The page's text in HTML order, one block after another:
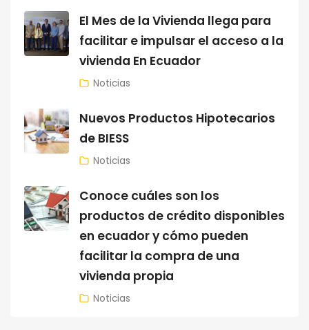
El Mes de la Vivienda llega para
facilitar e impulsar el acceso a la
vivienda En Ecuador
Noticias
Nuevos Productos Hipotecarios
de BIESS
Noticias
Conoce cuáles son los
productos de crédito disponibles
en ecuador y cómo pueden
facilitar la compra de una
vivienda propia
Noticias